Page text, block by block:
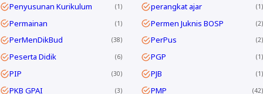
Penyusunan Kurikulum 1 perangkat ajar 1
Permainan 1 Permen Juknis BOSP 2
PerMenDikBud 38 PerPus 2
Peserta Didik 6 PGP 1
PIP 30 PJB 1
PKB GPAI 3 PMP 42